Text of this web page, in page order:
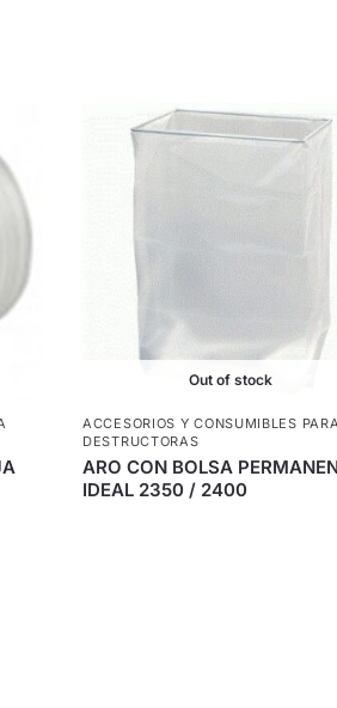
Out of stock
ACCESORIOS Y CONSUMIBLES
DESTRUCTORAS
ARO CON BOLSA
IDEAL 2350 / 2400